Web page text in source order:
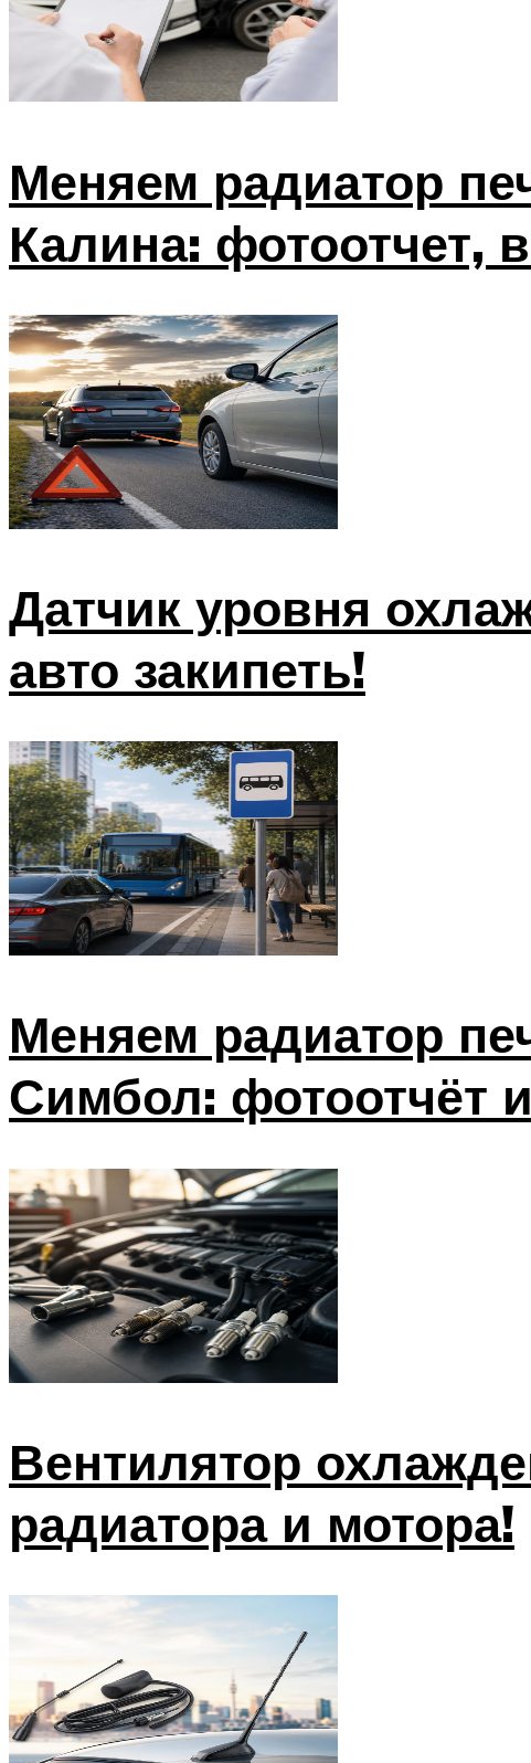
Меняем радиатор
Калина: фотоотчет,
Датчик уровня
авто закипеть!
Меняем радиатор
Симбол: фотоотчёт
Вентилятор
радиатора и мотора!